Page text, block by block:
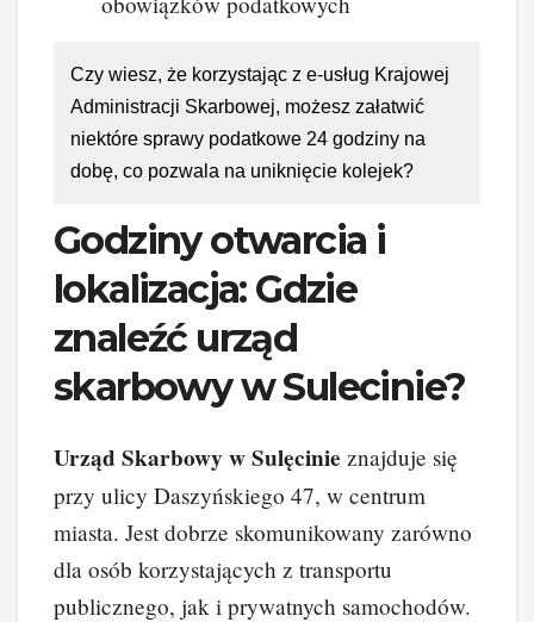
Czy wiesz, że korzystając z e-usług Krajowej
Administracji Skarbowej, możesz załatwić
niektóre sprawy podatkowe 24 godziny na
dobę, co pozwala na uniknięcie kolejek?
Godziny otwarcia i
lokalizacja: Gdzie
znaleźć urząd
skarbowy w Sulecinie?
Urząd Skarbowy w Sulęcinie znajduje się
przy ulicy Daszyńskiego 47, w centrum
miasta. Jest dobrze skomunikowany zarówno
dla osób korzystających z transportu
publicznego, jak i prywatnych samochodów.